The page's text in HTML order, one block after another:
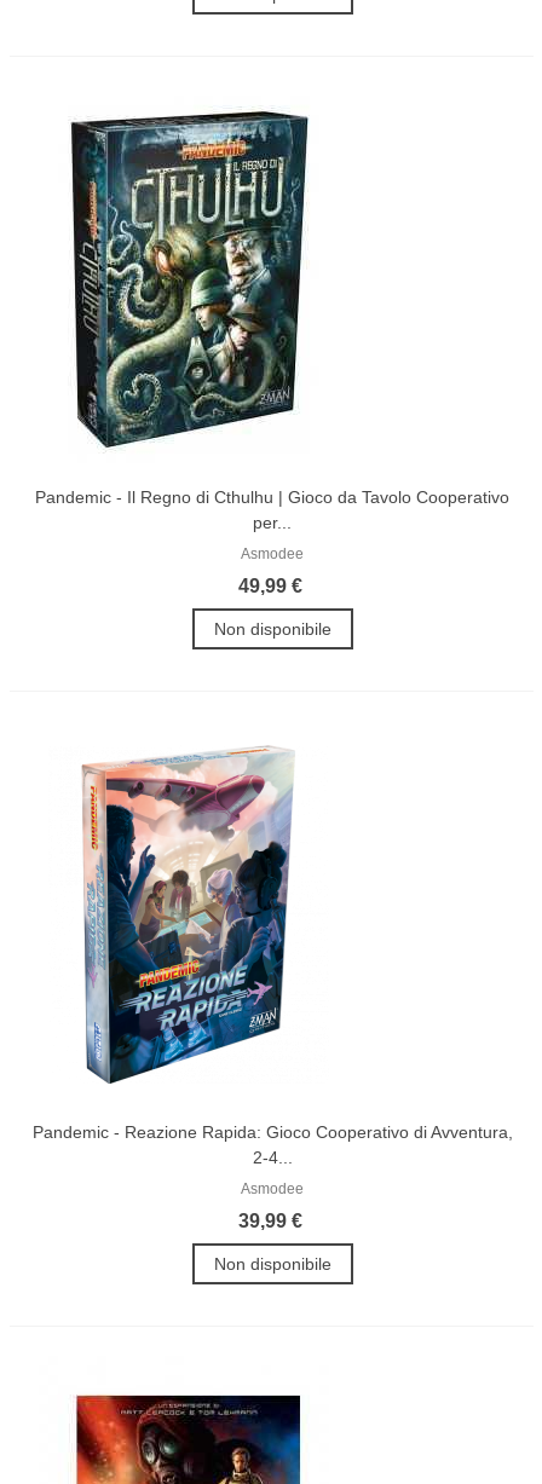
Pandemic - Il Regno di Cthulhu | Gioco da Tavolo Cooperativo
per...
Asmodee
49,99 €
Non disponibile
Pandemic - Reazione Rapida: Gioco Cooperativo di Avventura,
2-4...
Asmodee
39,99 €
Non disponibile